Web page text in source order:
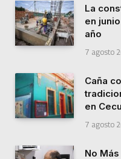
La
en
año
7 agosto
Caña
en
7 agosto
No